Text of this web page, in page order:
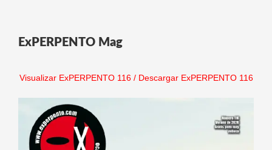
ExPERPENTO Mag
Visualizar ExPERPENTO 116/ Descargar ExPERPENTO 116